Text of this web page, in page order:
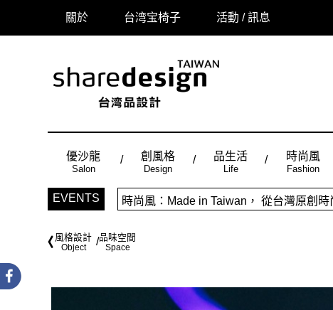
關於 台湾宝椅子 活動 / 訊息
優沙龍
Salon
創風格
Design
品生活
Life
時尚風
Fashion
EVENTS
時尚風：Made in Taiwan， 從台灣原創
風格設計
Object
品味空間
Space